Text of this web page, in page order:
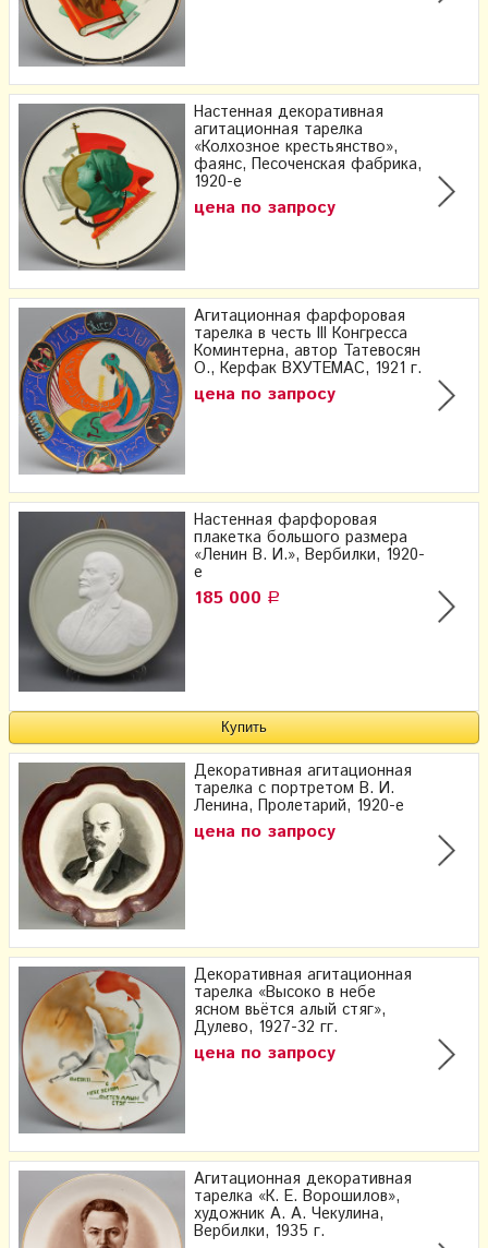
Настенная декоративная
агитационная тарелка
«Колхозное крестьянство»,
фаянс, Песоченская фабрика,
1920-е
цена по запросу
Агитационная фарфоровая
тарелка в честь III Конгресса
Коминтерна, автор Татевосян
О., Керфак ВХУТЕМАС, 1921 г.
цена по запросу
Настенная фарфоровая
плакетка большого размера
«Ленин В. И.», Вербилки, 1920-
е
185 000 Р
Декоративная агитационная
тарелка с портретом В. И.
Ленина, Пролетарий, 1920-е
цена по запросу
Декоративная агитационная
тарелка «Высоко в небе
ясном вьётся алый стяг»,
Дулево, 1927-32 гг.
цена по запросу
Агитационная декоративная
тарелка «К. Е. Ворошилов»,
художник А. А. Чекулина,
Вербилки, 1935 г.